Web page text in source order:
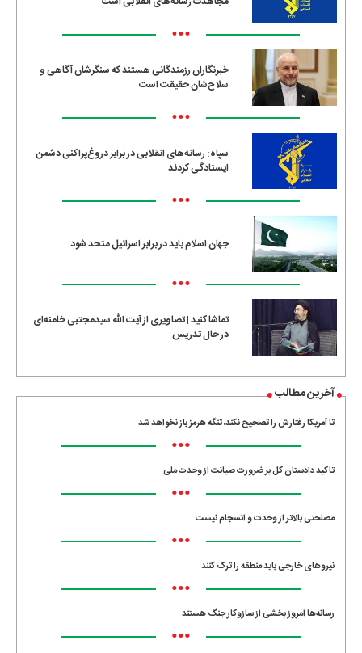
•••
خبرنگاران رزمندگانی هستند که سنگرشان آگاهی و
سلاح‌شان حقیقت است
•••
سپاه: رسانه‌های انقلابی در برابر دروغ‌پراکنی دشمن
ایستادگی کردند
•••
جهان اسلام باید در برابر اسرائیل متحد شود
•••
تماشا کنید | تصاویری از آیت الله سیدمجتبی خامنه‌ای
در حال تدریس
آخرین مطالب
تا آمریکا رفتارش را تصحیح نکند، تنگه هرمز باز نخواهد شد
•••
تاکید دادستان کل بر ضرورت صیانت از وحدت ملی
•••
مصلحتی بالاتر از وحدت و انسجام نیست
•••
نیروهای خارجی باید منطقه را ترک کنند
•••
رسانه‌ها امروز بخشی از سازوکار جنگ هستند
•••